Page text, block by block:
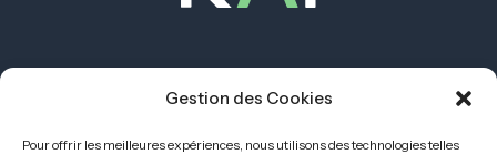
Gestion des Cookies
Pour offrir les meilleures expériences, nous utilisons des technologies telles